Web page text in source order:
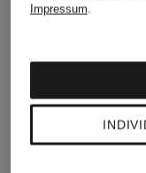
BOSS
Impressum.